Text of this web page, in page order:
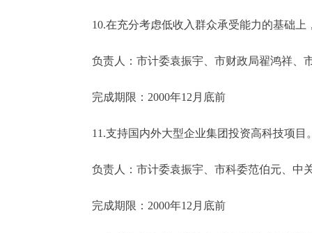
10.在充分考虑低收入群众承受能力的基础上
负责人：市计委袁振宇、市财政局翟鸿祥、
完成期限：2000年12月底前
11.支持国内外大型企业集团投资高科技项目
负责人：市计委袁振宇、市科委范伯元、中
完成期限：2000年12月底前